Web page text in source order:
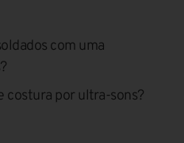
com uma
costura por ultra-sons?